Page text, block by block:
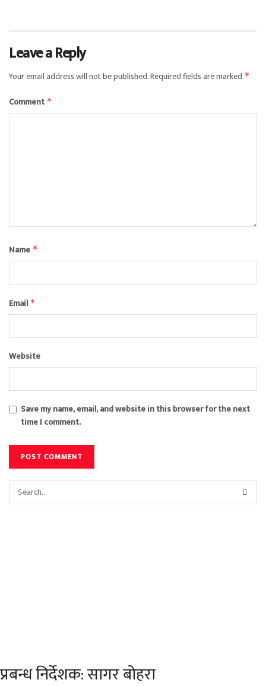
Leave a Reply
Your email address will not be published.Required fields are marked *
Comment *
Name *
Email *
Website
Save my name, email, and website in this browser for the next
time I comment.
प्रबन्ध निर्देशक: सागर बोहरा